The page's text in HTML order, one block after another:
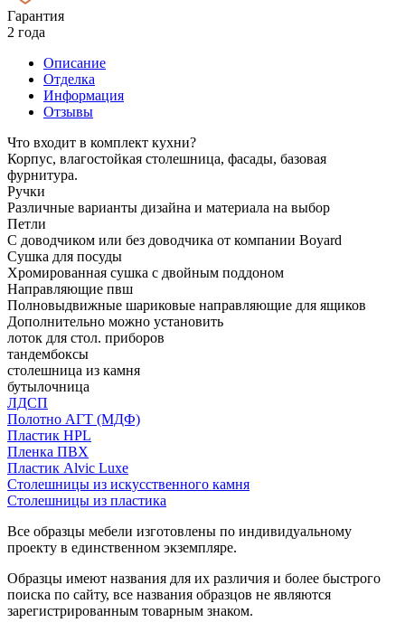
Гарантия
2 года
Описание
Отделка
Информация
Отзывы
Что входит в комплект кухни?
Корпус, влагостойкая столешница, фасады, базовая
фурнитура.
Ручки
Различные варианты дизайна и материала на выбор
Петли
С доводчиком или без доводчика от компании Boyard
Сушка для посуды
Хромированная сушка с двойным поддоном
Направляющие пвш
Полновыдвижные шариковые направляющие для ящиков
Дополнительно можно установить
лоток для стол. приборов
тандембоксы
столешница из камня
бутылочница
ЛДСП
Полотно АГТ (МДФ)
Пластик HPL
Пленка ПВХ
Пластик Alvic Luxe
Столешницы из искусственного камня
Столешницы из пластика
Все образцы мебели изготовлены по индивидуальному
проекту в единственном экземпляре.
Образцы имеют названия для их различия и более быстрого
поиска по сайту, все названия образцов не являются
зарегистрированным товарным знаком.